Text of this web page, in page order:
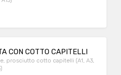
CON COTTO CAPITELLI